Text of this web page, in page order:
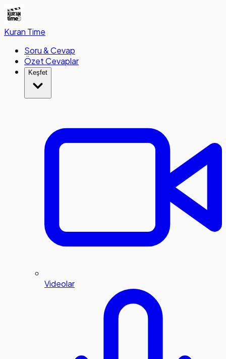
Kuran Time
Soru & Cevap
Özet Cevaplar
Keşfet
Videolar